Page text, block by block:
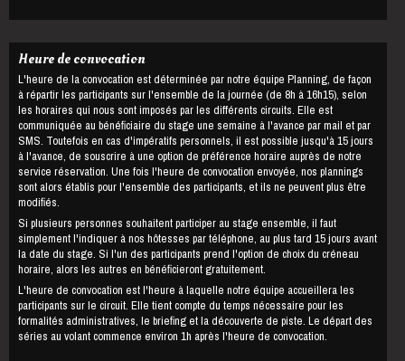
Heure de convocation
L'heure de la convocation est déterminée par notre équipe Planning, de façon
à répartir les participants sur l'ensemble de la journée (de 8h à 16h15), selon
les horaires qui nous sont imposés par les différents circuits. Elle est
communiquée au bénéficiaire du stage une semaine à l'avance par mail et par
SMS. Toutefois en cas d'impératifs personnels, il est possible jusqu'à 15 jours
à l'avance, de souscrire à une option de préférence horaire auprès de notre
service réservation. Une fois l'heure de convocation envoyée, nos plannings
sont alors établis pour l'ensemble des participants, et ils ne peuvent plus être
modifiés.
Si plusieurs personnes souhaitent participer au stage ensemble, il faut
simplement l'indiquer à nos hôtesses par téléphone, au plus tard 15 jours avant
la date du stage. Si l'un des participants prend l'option de choix du créneau
horaire, alors les autres en bénéficieront gratuitement.
L'heure de convocation est l'heure à laquelle notre équipe accueillera les
participants sur le circuit. Elle tient compte du temps nécessaire pour les
formalités administratives, le briefing et la découverte de piste. Le départ des
séries au volant commence environ 1h après l'heure de convocation.